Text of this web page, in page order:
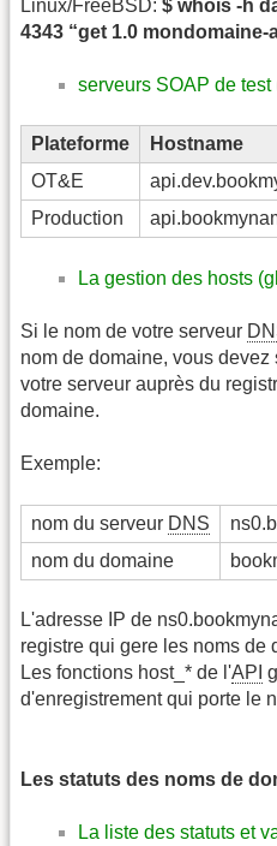
Linux/FreeBSD: $ whois -h
4343 “get 1.0 mondomaine-
serveurs SOAP de
Plateforme Hostname
OT&E
Production
La gestion des hosts
Si le nom de votre serveur
nom de domaine, vous
votre serveur auprès du
domaine.
Exemple:
nom du serveur DNS
nom du domaine
L'adresse IP de
registre qui gere les noms de
Les fonctions host_* de l'API
d'enregistrement qui porte le
Les statuts des noms de
La liste des statuts et